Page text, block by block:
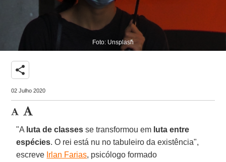
Foto: Unsplash
share
02 Julho 2020
"A luta de classes se transformou em luta entre
espécies. O rei está nu no tabuleiro da existência",
escreve Irlan Farias, psicólogo formado